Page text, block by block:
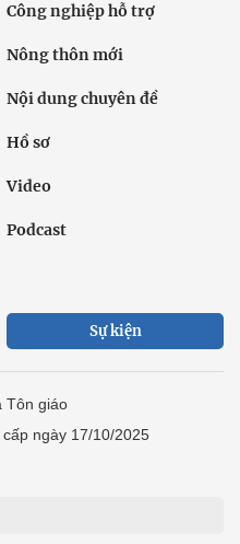
Công nghiệp hỗ trợ
Nông thôn mới
Nội dung chuyên đề
Hồ sơ
Video
Podcast
Sự kiện
Tôn giáo
ngày 17/10/2025